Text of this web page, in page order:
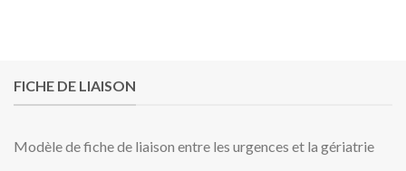
FICHE DE LIAISON
Modèle de fiche de liaison entre les urgences et la gériatrie